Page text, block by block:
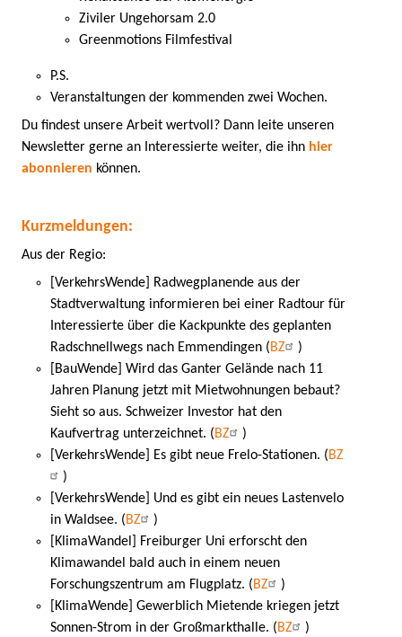
Ziviler Ungehorsam 2.0
Greenmotions Filmfestival
P.S.
Veranstaltungen der kommenden zwei Wochen.
Du findest unsere Arbeit wertvoll? Dann leite unseren
Newsletter gerne an Interessierte weiter, die ihn hier
abonnieren können.
Kurzmeldungen:
Aus der Regio:
[VerkehrsWende] Radwegplanende aus der
Stadtverwaltung informieren bei einer Radtour für
Interessierte über die Kackpunkte des geplanten
Radschnellwegs nach Emmendingen (BZ
)
[BauWende] Wird das Ganter Gelände nach 11
Jahren Planung jetzt mit Mietwohnungen bebaut?
Sieht so aus. Schweizer Investor hat den
Kaufvertrag unterzeichnet. (BZ
)
[VerkehrsWende] Es gibt neue Frelo-Stationen. (BZ
)
[VerkehrsWende] Und es gibt ein neues Lastenvelo
in Waldsee. (BZ
)
[KlimaWandel] Freiburger Uni erforscht den
Klimawandel bald auch in einem neuen
Forschungszentrum am Flugplatz. (BZ
)
[KlimaWende] Gewerblich Mietende kriegen jetzt
Sonnen-Strom in der Großmarkthalle. (BZ
)